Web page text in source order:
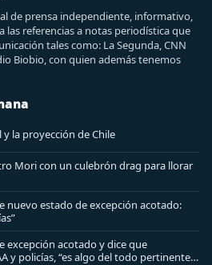
de prensa independiente, informativo,
las referencias a notas periodística que
tales como: La Segunda, CNN
Biobio, con quien además tenemos
la proyección de Chile
Mori con un culebrón drag para llorar
nuevo estado de excepción acotado:
excepción acotado y dice que
y policías, “es algo del todo pertinente